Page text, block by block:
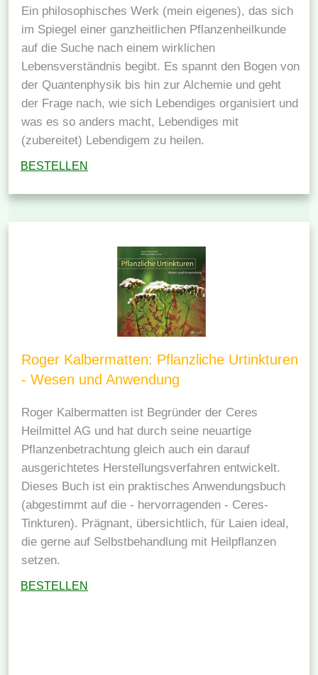
Ein philosophisches Werk (mein eigenes), das sich
im Spiegel einer ganzheitlichen Pflanzenheilkunde
auf die Suche nach einem wirklichen
Lebensverständnis begibt. Es spannt den Bogen von
der Quantenphysik bis hin zur Alchemie und geht
der Frage nach, wie sich Lebendiges organisiert und
was es so anders macht, Lebendiges mit
(zubereitet) Lebendigem zu heilen.
BESTELLEN
Roger Kalbermatten: Pflanzliche Urtinkturen
- Wesen und Anwendung
Roger Kalbermatten ist Begründer der Ceres
Heilmittel AG und hat durch seine neuartige
Pflanzenbetrachtung gleich auch ein darauf
ausgerichtetes Herstellungsverfahren entwickelt.
Dieses Buch ist ein praktisches Anwendungsbuch
(abgestimmt auf die - hervorragenden - Ceres-
Tinkturen). Prägnant, übersichtlich, für Laien ideal,
die gerne auf Selbstbehandlung mit Heilpflanzen
setzen.
BESTELLEN